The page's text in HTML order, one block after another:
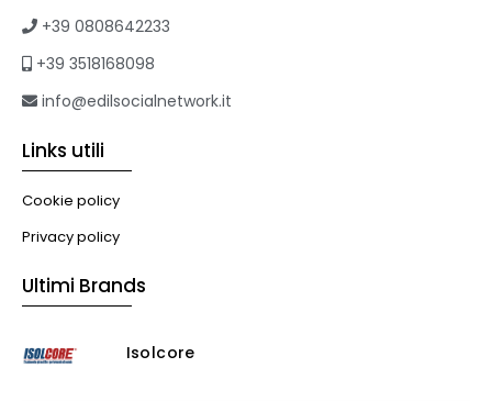
+39 0808642233
+39 3518168098
info@edilsocialnetwork.it
Links utili
Cookie policy
Privacy policy
Ultimi Brands
Isolcore